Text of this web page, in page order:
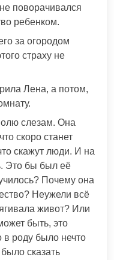
поворачивался
ребенком.
за огородом
страху не
Лена, а потом,
слезам. Она
скоро станет
скажут люди. И на
Это бы был её
Почему она
Неужели всё
живот? Или
быть, это
в роду было нечто
сказать